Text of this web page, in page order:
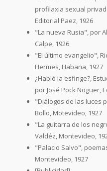
profilaxia sexual
Editorial Paez, 1926
"La nueva Rusia", por
Calpe, 1926
"El último evangelio",
Hermes, Habana, 1927
¿Habló la esfinge?,
por José Pock Noguer,
"Diálogos de las luces
Bollo, Motevideo, 1927
"La guitarra de los
Valdéz, Montevideo,
"Palacio Salvo",
Montevideo, 1927